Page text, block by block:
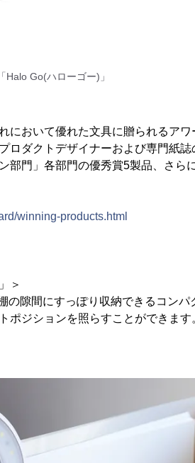
「Halo Go(ハローゴー)」
において優れた文具に贈られるアワ
ロダクトデザイナーおよび専門紙
部門」各部門の優秀賞5製品、さら
winning-products.html
＞
の隙間にすっぽり収納できるコンパ
ポジションを照らすことができま